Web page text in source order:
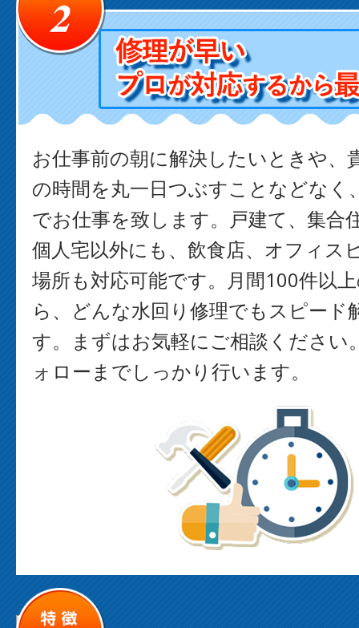
お仕事前の朝に解決したいときや、
の時間を丸一日つぶすことなどなく
でお仕事を致します。戸建て、集合
個人宅以外にも、飲食店、オフィス
場所も対応可能です。月間100件以
ら、どんな水回り修理でもスピード
す。まずはお気軽にご相談ください
ォローまでしっかり行います。